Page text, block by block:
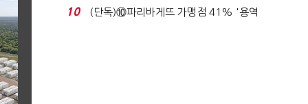
업 드라이브'...
10
(단독)⑩파리바게뜨 가맹점 41% '용역